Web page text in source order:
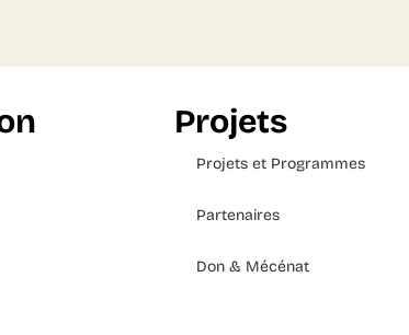
Projets
Projets et Programmes
Partenaires
Don & Mécénat